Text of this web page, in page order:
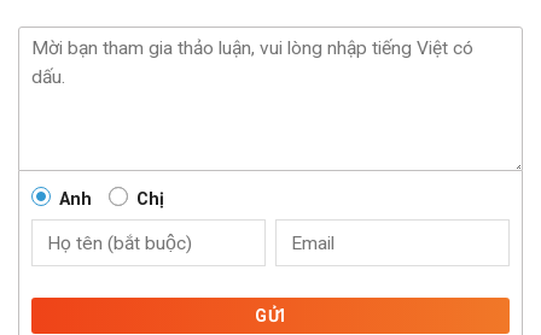
Anh Chị
GỬI